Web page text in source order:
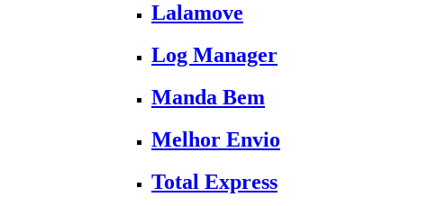
Lalamove
Log Manager
Manda Bem
Melhor Envio
Total Express